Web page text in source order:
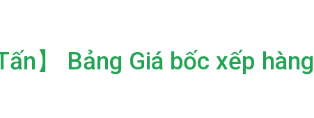
】 Bảng Giá bốc xếp hàng